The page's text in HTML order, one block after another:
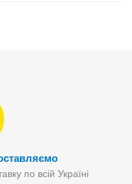
по всій Україні